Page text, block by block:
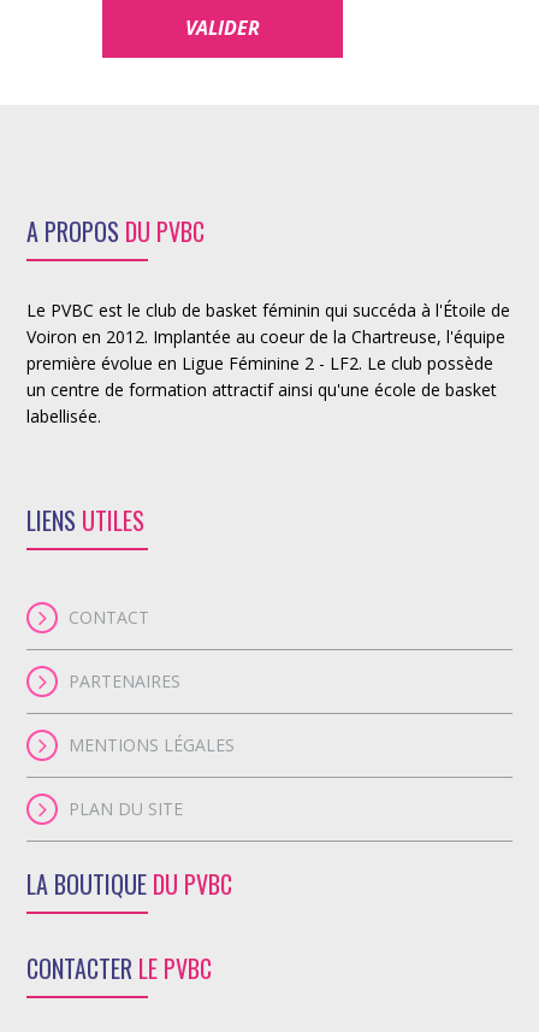
A PROPOS DU PVBC
Le PVBC est le club de basket féminin qui succéda à l'Étoile de
Voiron en 2012. Implantée au coeur de la Chartreuse, l'équipe
première évolue en Ligue Féminine 2 - LF2. Le club possède
un centre de formation attractif ainsi qu'une école de basket
labellisée.
LIENS UTILES
CONTACT
PARTENAIRES
MENTIONS LÉGALES
PLAN DU SITE
LA BOUTIQUE DU PVBC
CONTACTER LE PVBC